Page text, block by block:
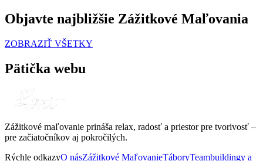
Objavte najbližšie Zážitkové Maľovania
ZOBRAZIŤ VŠETKY
Pätička webu
Zážitkové maľovanie prináša relax, radosť a priestor pre tvorivosť –
pre začiatočníkov aj pokročilých.
Rýchle odkazyO násZážitkové MaľovanieTáboryTeambuildingy a